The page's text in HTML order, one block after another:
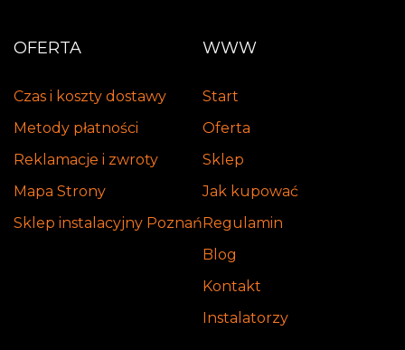
OFERTA
Czas i koszty dostawy
Metody płatności
Reklamacje i zwroty
Mapa Strony
Sklep instalacyjny Poznań
WWW
Start
Oferta
Sklep
Jak kupować
Regulamin
Blog
Kontakt
Instalatorzy